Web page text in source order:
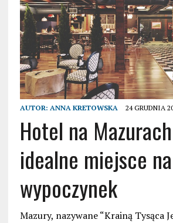
AUTOR: ANNA KRETOWSKA 24 GRUDNIA
Hotel na
idealne miejsce na
wypoczynek
Mazury, nazywane “Krainą Tysąca